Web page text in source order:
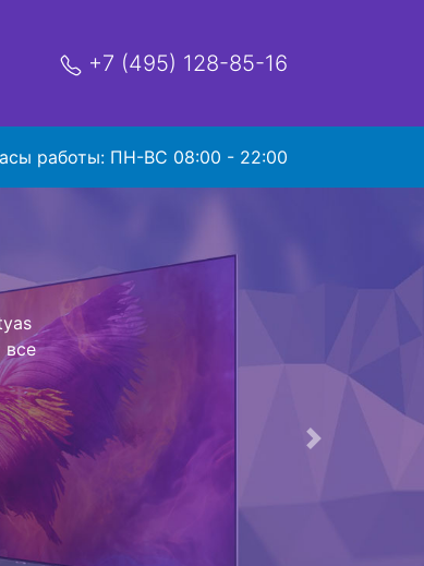
+7 (495) 128-85-16
работы: ПН-ВС 08:00 - 22:00
- с
Следующая